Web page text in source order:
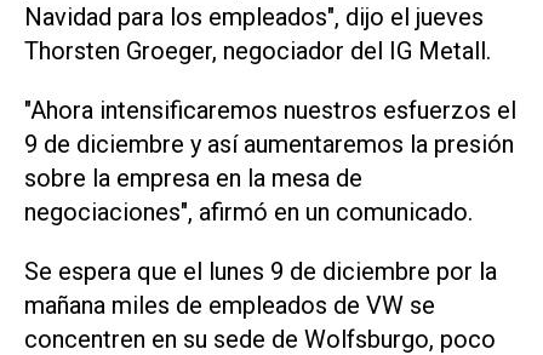
Navidad para los empleados", dijo el jueves
Thorsten Groeger, negociador del IG Metall.
"Ahora intensificaremos nuestros esfuerzos el
9 de diciembre y así aumentaremos la presión
sobre la empresa en la mesa de
negociaciones", afirmó en un comunicado.
Se espera que el lunes 9 de diciembre por la
mañana miles de empleados de VW se
concentren en su sede de Wolfsburgo, poco